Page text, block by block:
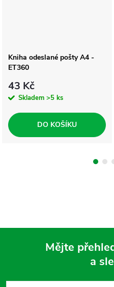
Kniha odeslané pošty A4 -
ET360
43 Kč
Skladem >5 ks
DO KOŠÍKU
Mějte
a